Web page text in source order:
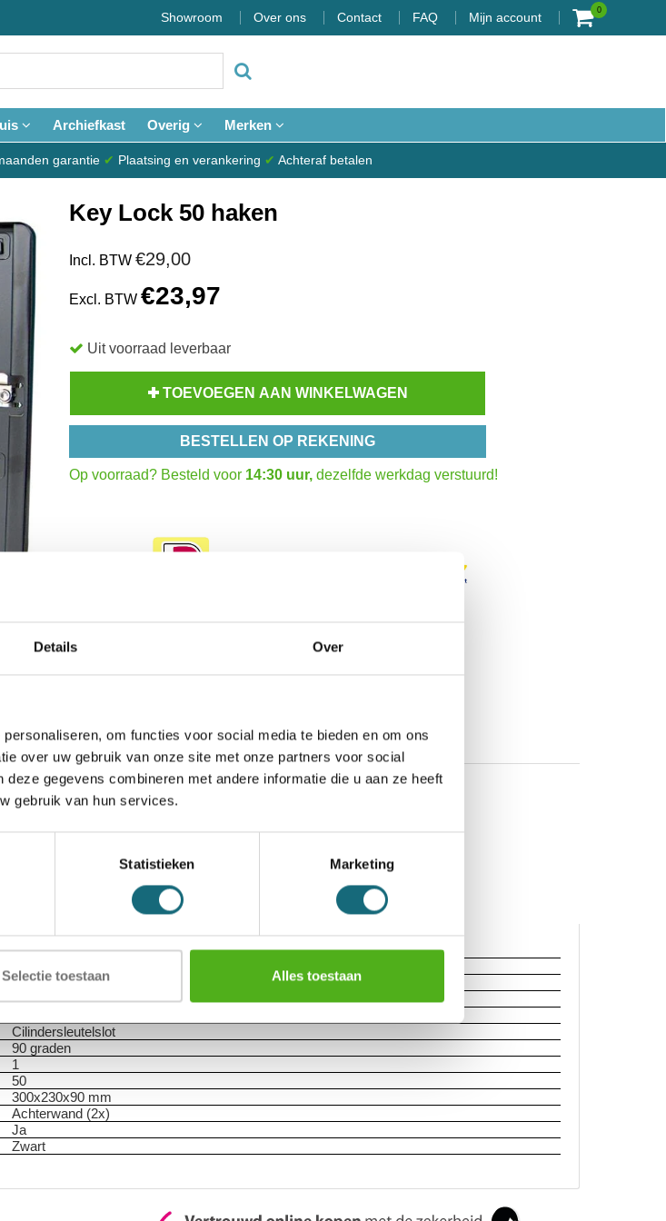
Details Over
om functies voor social media te bieden en om ons
over uw gebruik van onze site met onze partners voor social
gegevens combineren met andere informatie die u aan ze heeft
gebruik van hun services.
Statistieken Marketing
Selectie toestaan Alles toestaan
Showroom Over ons Contact FAQ Mijn account
0
Archiefkast Overig Merken
garantie ✔ Plaatsing en verankering ✔ Achteraf betalen
Key Lock 50 haken
Incl. BTW €29,00
Excl. BTW €23,97
Uit voorraad leverbaar
TOEVOEGEN AAN WINKELWAGEN
BESTELLEN OP REKENING
Op voorraad? Besteld voor 14:30 uur, dezelfde werkdag verstuurd!
en sleutellabels.
KL 50 zwart
Key lock
Sleutelkast
Cilindersleutelslot
90 graden
1
50
300x230x90 mm
Achterwand (2x)
Ja
Zwart